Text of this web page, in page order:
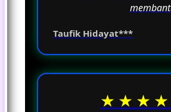
Taufik Hidayat***